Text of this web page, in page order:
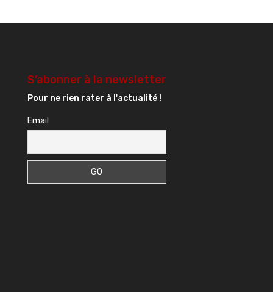
S’abonner à la newsletter
Pour ne rien rater à l'actualité !
Email